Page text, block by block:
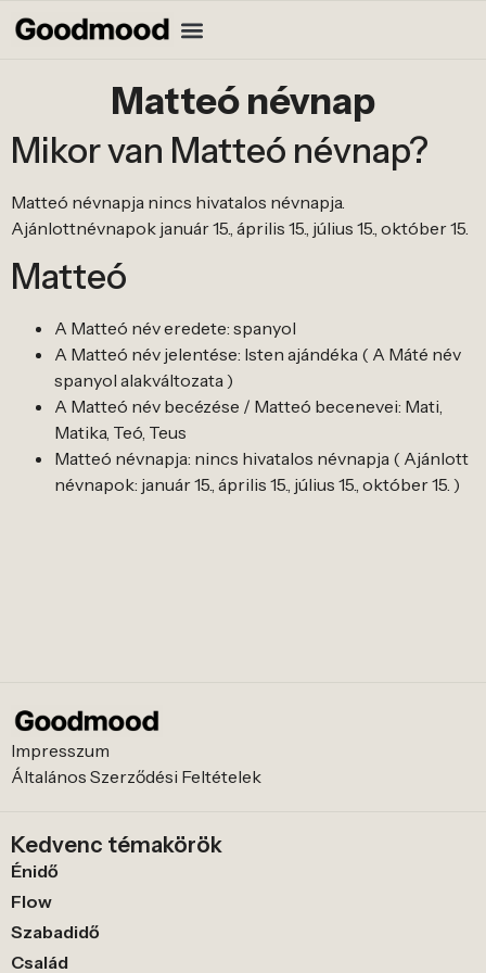
Matteó névnap
Mikor van Matteó névnap?
Matteó névnapja nincs hivatalos névnapja.
Ajánlottnévnapok január 15., április 15., július 15., október 15.
Matteó
A Matteó név eredete: spanyol
A Matteó név jelentése: Isten ajándéka ( A Máté név
spanyol alakváltozata )
A Matteó név becézése / Matteó becenevei: Mati,
Matika, Teó, Teus
Matteó névnapja: nincs hivatalos névnapja ( Ajánlott
névnapok: január 15., április 15., július 15., október 15. )
Impresszum
Általános Szerződési Feltételek
Kedvenc témakörök
Énidő
Flow
Szabadidő
Család